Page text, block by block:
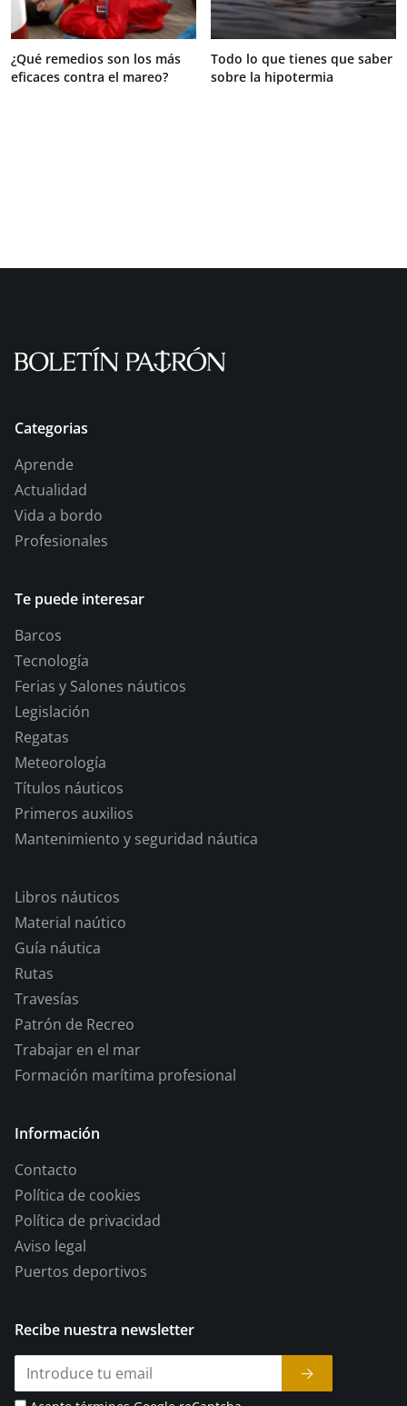
¿Qué remedios son los más
eficaces contra el mareo?
Todo lo que tienes que saber
sobre la hipotermia
Categorias
Aprende
Actualidad
Vida a bordo
Profesionales
Te puede interesar
Barcos
Tecnología
Ferias y Salones náuticos
Legislación
Regatas
Meteorología
Títulos náuticos
Primeros auxilios
Mantenimiento y seguridad náutica
Libros náuticos
Material naútico
Guía náutica
Rutas
Travesías
Patrón de Recreo
Trabajar en el mar
Formación marítima profesional
Información
Contacto
Política de cookies
Política de privacidad
Aviso legal
Puertos deportivos
Recibe nuestra newsletter